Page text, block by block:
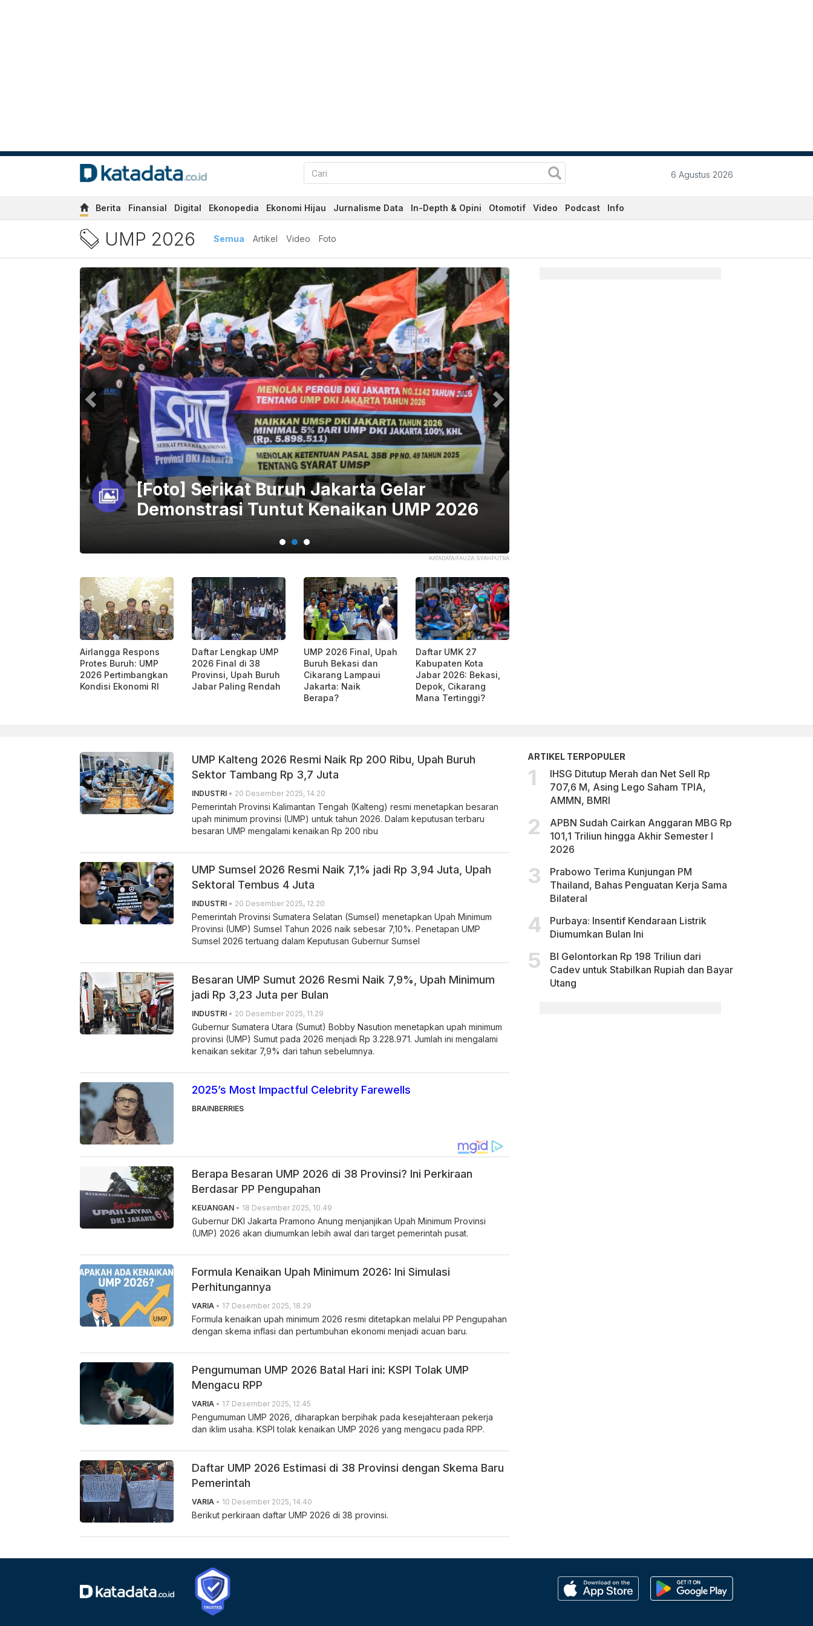
6 Agustus 2026
Berita Finansial Digital Ekonopedia Ekonomi Hijau Jurnalisme Data In-Depth & Opini Otomotif Video Podcast Info
Berita UMP 2026 Terbaru dan Terkini Hari Ini - Katadata.co.id
UMP 2026 Semua Artikel Video Foto
KATADATA/FAUZA SYAHPUTRA
[Foto] Serikat Buruh Jakarta Gelar
Demonstrasi Tuntut Kenaikan UMP 2026
Airlangga Respons
Protes Buruh: UMP
2026 Pertimbangkan
Kondisi Ekonomi RI
Daftar Lengkap UMP
2026 Final di 38
Provinsi, Upah Buruh
Jabar Paling Rendah
UMP 2026 Final, Upah
Buruh Bekasi dan
Cikarang Lampaui
Jakarta: Naik
Berapa?
Daftar UMK 27
Kabupaten Kota
Jabar 2026: Bekasi,
Depok, Cikarang
Mana Tertinggi?
UMP Kalteng 2026 Resmi Naik Rp 200 Ribu, Upah Buruh
Sektor Tambang Rp 3,7 Juta
INDUSTRI • 20 Desember 2025, 14.20
Pemerintah Provinsi Kalimantan Tengah (Kalteng) resmi menetapkan besaran
upah minimum provinsi (UMP) untuk tahun 2026. Dalam keputusan terbaru
besaran UMP mengalami kenaikan Rp 200 ribu
UMP Sumsel 2026 Resmi Naik 7,1% jadi Rp 3,94 Juta, Upah
Sektoral Tembus 4 Juta
INDUSTRI • 20 Desember 2025, 12.20
Pemerintah Provinsi Sumatera Selatan (Sumsel) menetapkan Upah Minimum
Provinsi (UMP) Sumsel Tahun 2026 naik sebesar 7,10%. Penetapan UMP
Sumsel 2026 tertuang dalam Keputusan Gubernur Sumsel
Besaran UMP Sumut 2026 Resmi Naik 7,9%, Upah Minimum
jadi Rp 3,23 Juta per Bulan
INDUSTRI • 20 Desember 2025, 11.29
Gubernur Sumatera Utara (Sumut) Bobby Nasution menetapkan upah minimum
provinsi (UMP) Sumut pada 2026 menjadi Rp 3.228.971. Jumlah ini mengalami
kenaikan sekitar 7,9% dari tahun sebelumnya.
2025’s Most Impactful Celebrity Farewells
BRAINBERRIES
Berapa Besaran UMP 2026 di 38 Provinsi? Ini Perkiraan
Berdasar PP Pengupahan
KEUANGAN • 18 Desember 2025, 10.49
Gubernur DKI Jakarta Pramono Anung menjanjikan Upah Minimum Provinsi
(UMP) 2026 akan diumumkan lebih awal dari target pemerintah pusat.
Formula Kenaikan Upah Minimum 2026: Ini Simulasi
Perhitungannya
VARIA • 17 Desember 2025, 18.29
Formula kenaikan upah minimum 2026 resmi ditetapkan melalui PP Pengupahan
dengan skema inflasi dan pertumbuhan ekonomi menjadi acuan baru.
Pengumuman UMP 2026 Batal Hari ini: KSPI Tolak UMP
Mengacu RPP
VARIA • 17 Desember 2025, 12.45
Pengumuman UMP 2026, diharapkan berpihak pada kesejahteraan pekerja
dan iklim usaha. KSPI tolak kenaikan UMP 2026 yang mengacu pada RPP.
Daftar UMP 2026 Estimasi di 38 Provinsi dengan Skema Baru
Pemerintah
VARIA • 10 Desember 2025, 14.40
Berikut perkiraan daftar UMP 2026 di 38 provinsi.
ARTIKEL TERPOPULER
IHSG Ditutup Merah dan Net Sell Rp
707,6 M, Asing Lego Saham TPIA,
AMMN, BMRI
APBN Sudah Cairkan Anggaran MBG Rp
101,1 Triliun hingga Akhir Semester I
2026
Prabowo Terima Kunjungan PM
Thailand, Bahas Penguatan Kerja Sama
Bilateral
Purbaya: Insentif Kendaraan Listrik
Diumumkan Bulan Ini
BI Gelontorkan Rp 198 Triliun dari
Cadev untuk Stabilkan Rupiah dan Bayar
Utang